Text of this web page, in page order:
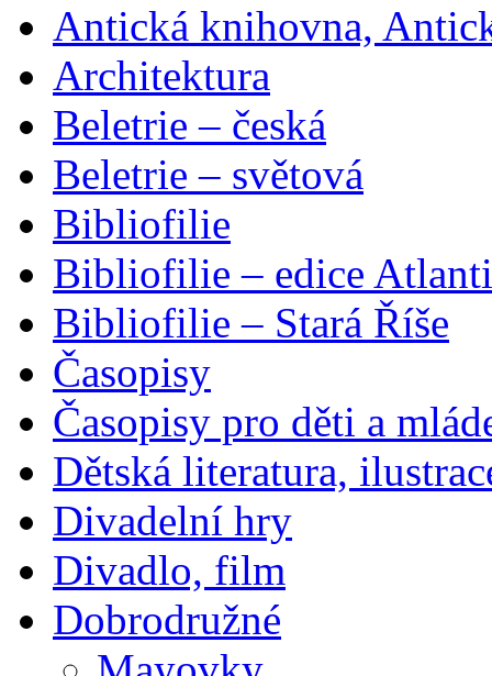
Antická knihovna,
Architektura
Beletrie – česká
Beletrie – světová
Bibliofilie
Bibliofilie – edice
Bibliofilie – Stará Říše
Časopisy
Časopisy pro děti a
Dětská literatura,
Divadelní hry
Divadlo, film
Dobrodružné